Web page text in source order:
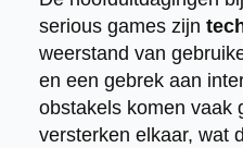
serious games zijn
weerstand van
en een gebrek aan
obstakels komen vaak
versterken elkaar, wat